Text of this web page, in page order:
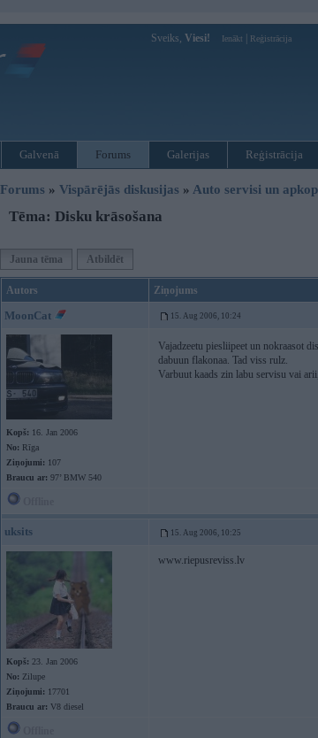
Sveiks, Viesi! Ienākt Reģistrācija
Galvenā Forums Galerijas Reģistrācija
Forums » Vispārējās diskusijas » Auto servisi un
Tēma: Disku krāsošana
Jauna tēma Atbildēt
Autors Ziņojums
MoonCat 15. Aug 2006, 10:24
Kopš: 16. Jan 2006
No: Rīga
Ziņojumi: 107
Braucu ar: 97’ BMW 540
Vajadzeetu piesliipeet un nokraasot
dabuun flakonaa. Tad viss rulz.
Varbuut kaads zin labu servisu vai
uksits 15. Aug 2006, 10:25
Kopš: 23. Jan 2006
No: Zilupe
Ziņojumi: 17701
Braucu ar: V8 diesel
www.riepusreviss.lv